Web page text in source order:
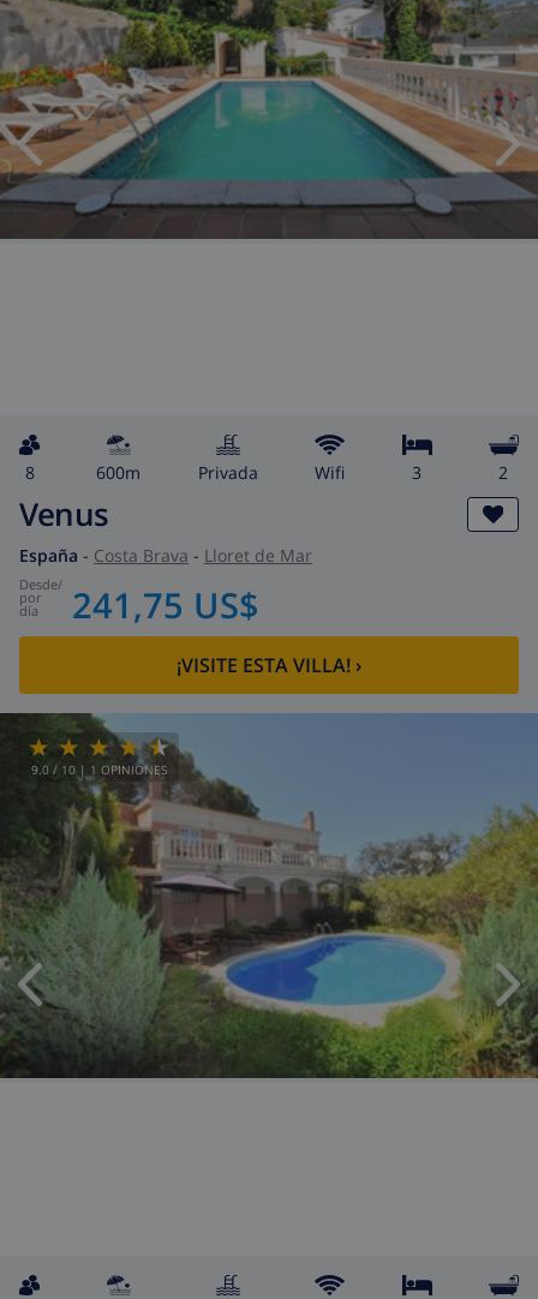
8 600m privada wifi 3 2
Venus
España - Costa Brava - Lloret de Mar
desde/
por
día 241,75 US$
¡VISITE ESTA VILLA! ›
9.0 / 10 | 1 OPINIONES